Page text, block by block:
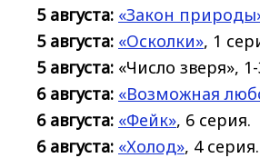
5 августа: «Закон
5 августа: «Осколки», 1
5 августа: «Число зверя»,
6 августа: «Возможная
6 августа: «Фейк», 6 серия.
6 августа: «Холод», 4 серия.